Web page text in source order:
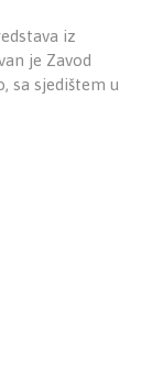
iz
je Zavod
sa sjedištem u